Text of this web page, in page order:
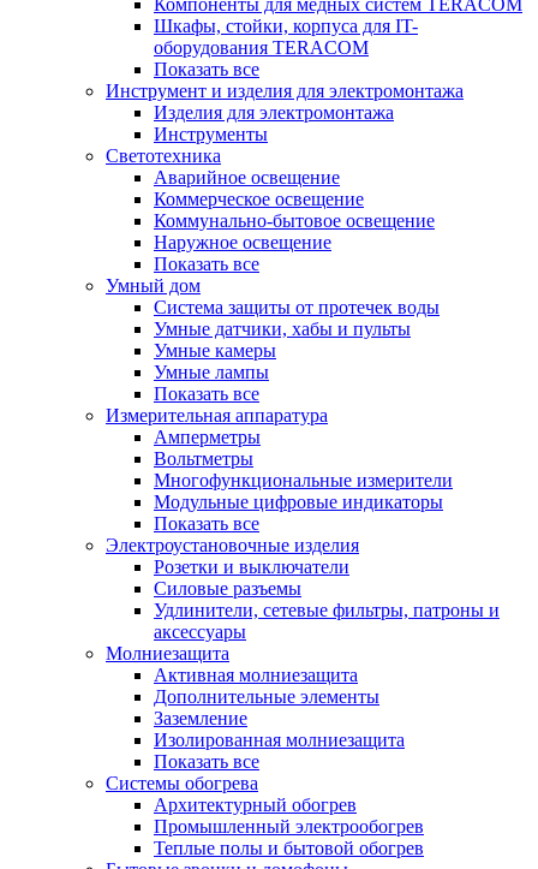
Компоненты для медных систем TERACOM
Шкафы, стойки, корпуса для IT-
оборудования TERACOM
Показать все
Инструмент и изделия для электромонтажа
Изделия для электромонтажа
Инструменты
Светотехника
Аварийное освещение
Коммерческое освещение
Коммунально-бытовое освещение
Наружное освещение
Показать все
Умный дом
Система защиты от протечек воды
Умные датчики, хабы и пульты
Умные камеры
Умные лампы
Показать все
Измерительная аппаратура
Амперметры
Вольтметры
Многофункциональные измерители
Модульные цифровые индикаторы
Показать все
Электроустановочные изделия
Розетки и выключатели
Силовые разъемы
Удлинители, сетевые фильтры, патроны и
аксессуары
Молниезащита
Активная молниезащита
Дополнительные элементы
Заземление
Изолированная молниезащита
Показать все
Системы обогрева
Архитектурный обогрев
Промышленный электрообогрев
Теплые полы и бытовой обогрев